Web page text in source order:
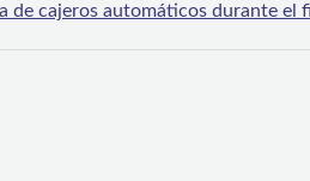
de cajeros automáticos durante el